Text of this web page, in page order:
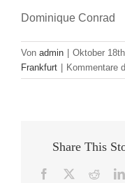
Dominique Conrad
Von admin | Oktober
Frankfurt | Kommentare
Share This
Facebook Reddit